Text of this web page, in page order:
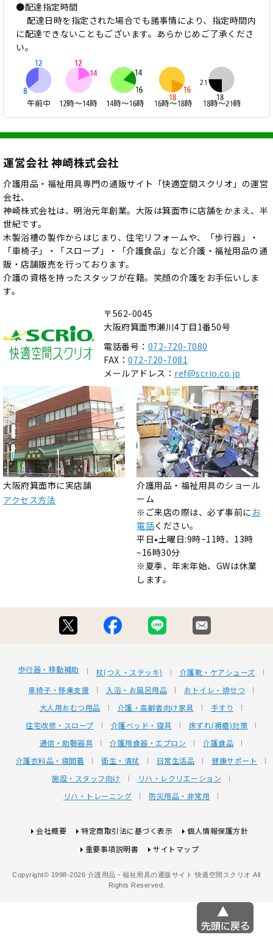
●配達指定時間
配達日時を指定された場合でも諸事情により、指定時間内
に配達できないこともございます。あらかじめご了承くださ
い。
運営会社 神崎株式会社
介護用品・福祉用具専門の通販サイト「快適空間スクリオ」の運営
会社、
神崎株式会社は、明治元年創業。大阪は箕面市に店舗をかまえ、半
世紀です。
木製浴槽の製作からはじまり、住宅リフォームや、「歩行器」・
「車椅子」・「スロープ」・「介護食品」など介護・福祉用品の通
販・店舗販売を行っております。
介護の資格を持ったスタッフが在籍。笑顔の介護をお手伝いしま
す。
〒562-0045
大阪府箕面市瀬川4丁目1番50号
電話番号： 072-720-7080
FAX： 072-720-7081
メールアドレス： ref@scrio.co.jp
大阪府箕面市に実店舗
アクセス方法
介護用品・福祉用具のショール
ーム
※ご来店の際は、必ず事前に お
電話ください。
平日•土曜日:9時~11時、13時
~16時30分
※夏季、年末年始、GWは休業
します。
歩行器・移動補助 杖(つえ・ステッキ)
介護靴・ケアシューズ
車椅子・移乗支援
入浴・お風呂用品
おトイレ・排せつ
大人用おむつ用品
介護・高齢者向け家具
手すり
住宅改修・スロープ
介護ベッド・寝具
床ずれ(褥瘡)対策
通信・助聴器具
介護用食器・エプロン
介護食品
介護衣料品・寝間着
衛生・清拭 日常生活品
健康サポート
施設・スタッフ向け
リハ・レクリエーション
リハ・トレーニング
防災用品・非常用
会社概要 特定商取引法に基づく表示
個人情報保護方針
重要事項説明書
サイトマップ
Copyright© 1998-2026 介護用品・福祉用具の通販サイト 快適空間スクリオ All
Rights Reserved.